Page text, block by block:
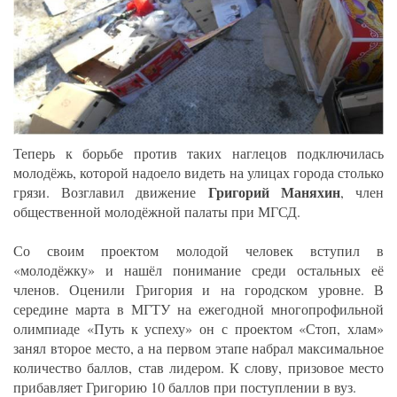
Теперь к борьбе против таких наглецов подключилась
молодёжь, которой надоело видеть на улицах города столько
грязи. Возглавил движение Григорий Маняхин, член
общественной молодёжной палаты при МГСД.
Со своим проектом молодой человек вступил в
«молодёжку» и нашёл понимание среди остальных её
членов. Оценили Григория и на городском уровне. В
середине марта в МГТУ на ежегодной многопрофильной
олимпиаде «Путь к успеху» он с проектом «Стоп, хлам»
занял второе место, а на первом этапе набрал максимальное
количество баллов, став лидером. К слову, призовое место
прибавляет Григорию 10 баллов при поступлении в вуз.